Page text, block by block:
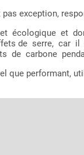
exception,
écologique et
de serre,
de carbone
que performant,